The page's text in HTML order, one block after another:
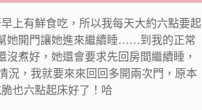
上有鮮食吃，所以我每天大約六點要起
她開門讓她進來繼續睡……到我的正常
煮好，她還會要求先回房間繼續睡，
況，我就要來來回回多開兩次門，原本
也六點起床好了！哈